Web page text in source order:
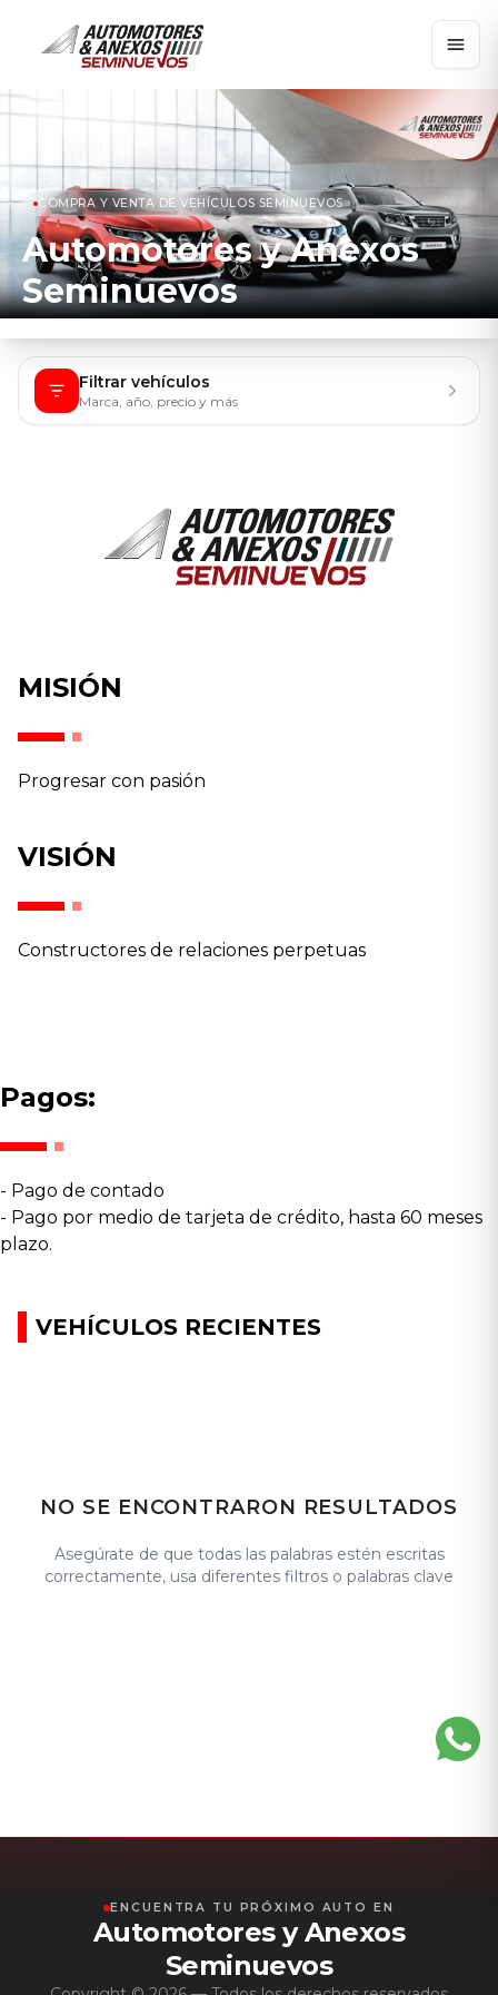
COMPRA Y VENTA DE VEHÍCULOS SEMINUEVOS
Automotores y Anexos
Seminuevos
Filtrar vehículos
Marca, año, precio y más
MISIÓN
Progresar con pasión
VISIÓN
Constructores de relaciones perpetuas
Pagos:
- Pago de contado
- Pago por medio de tarjeta de crédito, hasta 60 meses
plazo.
VEHÍCULOS RECIENTES
NO SE ENCONTRARON RESULTADOS
Asegúrate de que todas las palabras estén escritas
correctamente, usa diferentes filtros o palabras clave
ENCUENTRA TU PRÓXIMO AUTO EN
Automotores y Anexos
Seminuevos